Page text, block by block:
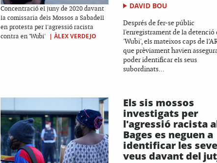
Concentració el juny de 2020 davant
la comissaria dels Mossos a Sabadell
en protesta per l'agressió racista
contra en 'Wubi' | ÀLEX VERDEJO
DAVID BOU
Després de fer-se públic
l'enregistrament de la detenció
'Wubi', els mateixos caps de
que prèviament havien
poder identificar els seus
subordinats...
Els sis mossos
investigats per
l'agressió racista
Bages es neguen a
identificar les
veus davant del